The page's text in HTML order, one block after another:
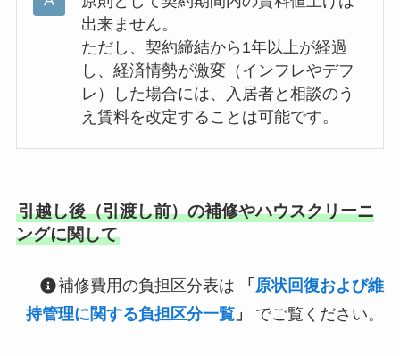
出来ません。
ただし、契約締結から1年以上が経過
し、経済情勢が激変（インフレやデフ
レ）した場合には、入居者と相談のう
え賃料を改定することは可能です。
引越し後（引渡し前）の補修やハウスクリーニ
ングに関して
補修費用の負担区分表は 「 原状回復および維
持管理に関する負担区分一覧 」 でご覧ください。